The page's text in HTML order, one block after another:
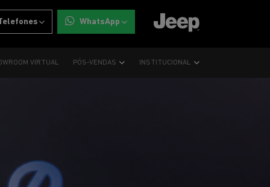
WhatsApp
VIRTUAL PÓS-VENDAS INSTITUCIONAL